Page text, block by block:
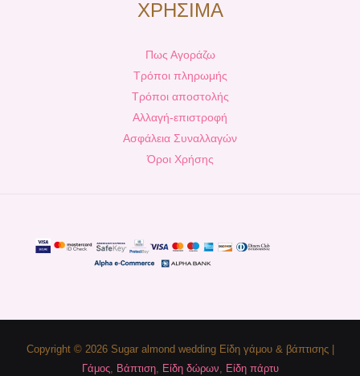
ΧΡΗΣΙΜΑ
Πως Αγοράζω
Τρόποι πληρωμής
Τρόποι αποστολής
Αλλαγή-επιστροφή
Ασφάλεια Συναλλαγών
Όροι Χρήσης
Copyright © 2026 Sugar almond wedding Είδη γάμου & βάπτισης |
Γάμος, Βάπτιση, Είδη δώρων, Είδη πάρτυ